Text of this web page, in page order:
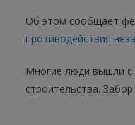
Об этом сообщает
противодействия
Многие люди вышли с
строительства.